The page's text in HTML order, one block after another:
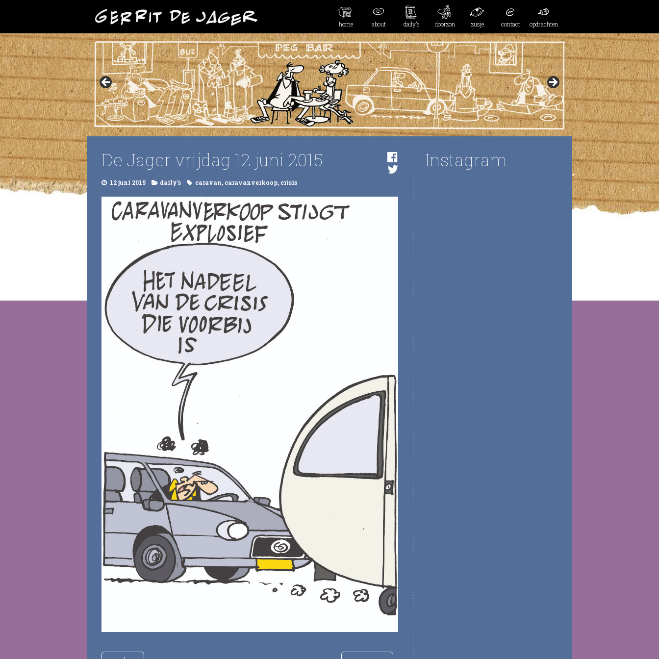
home about daily’s doorzon zusje contact opdrachten
De Jager vrijdag 12 juni 2015
12 juni 2015 daily's caravan, caravanverkoop, crisis
Instagram